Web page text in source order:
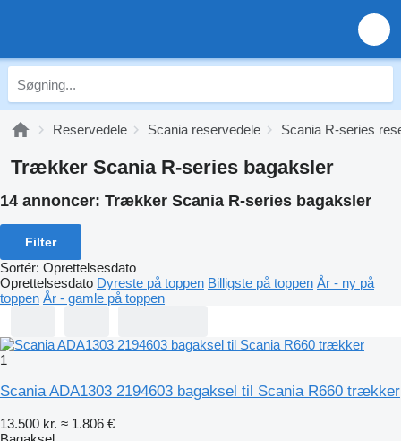
Reservedele Scania reservedele Scania R-series
Trækker Scania R-series bagaksler
14 annoncer: Trækker Scania R-series bagaksler
Filter
Sortér: Oprettelsesdato
Oprettelsesdato Dyreste på toppen Billigste på toppen År - ny på
toppen År - gamle på toppen
1
Scania ADA1303 2194603 bagaksel til Scania R660 trækker
13.500 kr. ≈ 1.806 €